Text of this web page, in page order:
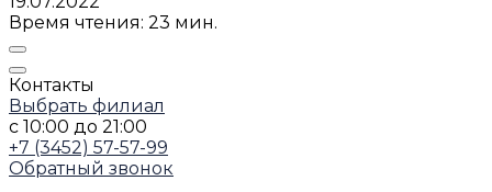
Время чтения: 23 мин.
Контакты
Выбрать филиал
с 10:00 до 21:00
+7 (3452) 57-57-99
Обратный звонок